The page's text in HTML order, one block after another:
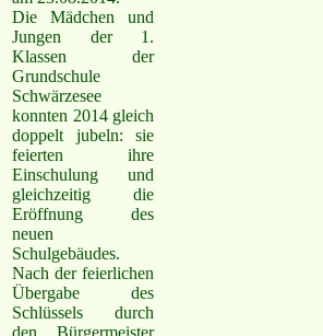
Die Mädchen und
Jungen der 1.
Klassen der
Grundschule
Schwärzesee
konnten 2014 gleich
doppelt jubeln: sie
feierten ihre
Einschulung und
gleichzeitig die
Eröffnung des
neuen
Schulgebäudes.
Nach der feierlichen
Übergabe des
Schlüssels durch